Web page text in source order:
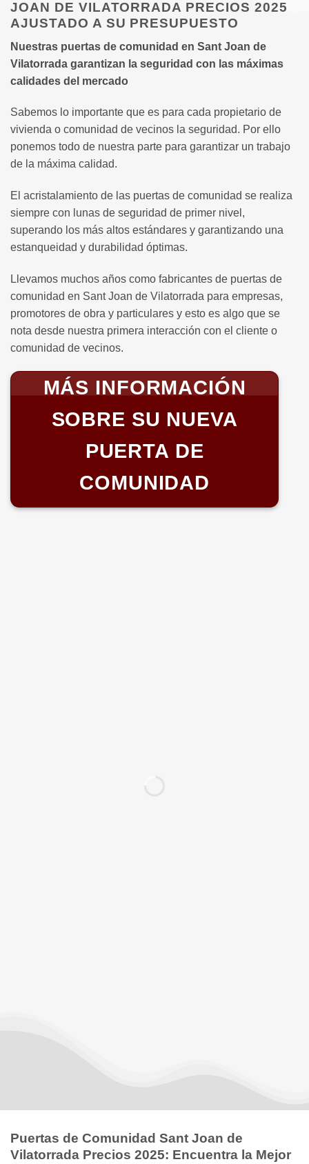
JOAN DE VILATORRADA PRECIOS 2025
AJUSTADO A SU PRESUPUESTO
Nuestras puertas de comunidad en Sant Joan de
Vilatorrada garantizan la seguridad con las máximas
calidades del mercado
Sabemos lo importante que es para cada propietario de
vivienda o comunidad de vecinos la seguridad. Por ello
ponemos todo de nuestra parte para garantizar un trabajo
de la máxima calidad.
El acristalamiento de las puertas de comunidad se realiza
siempre con lunas de seguridad de primer nivel,
superando los más altos estándares y garantizando una
estanqueidad y durabilidad óptimas.
Llevamos muchos años como fabricantes de puertas de
comunidad en Sant Joan de Vilatorrada para empresas,
promotores de obra y particulares y esto es algo que se
nota desde nuestra primera interacción con el cliente o
comunidad de vecinos.
MÁS INFORMACIÓN
SOBRE SU NUEVA
PUERTA DE
COMUNIDAD
Puertas de Comunidad Sant Joan de
Vilatorrada Precios 2025: Encuentra la Mejor